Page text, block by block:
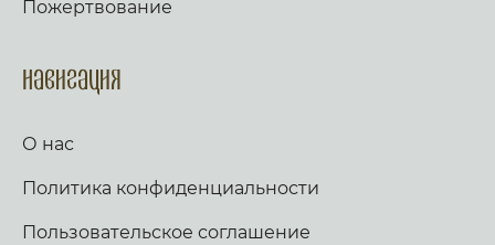
Пожертвование
Навигация
О нас
Политика конфиденциальности
Пользовательское соглашение